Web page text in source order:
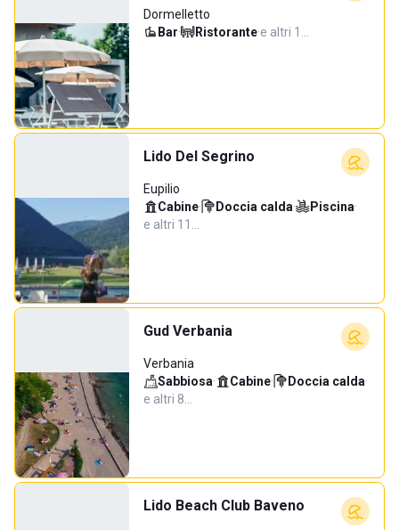
Dormelletto
Bar· Ristorante·e altri 1…
Lido Del Segrino
Eupilio
Cabine· Doccia calda· Piscina·
e altri 11…
Gud Verbania
Verbania
Sabbiosa· Cabine· Doccia calda·
e altri 8…
Lido Beach Club Baveno